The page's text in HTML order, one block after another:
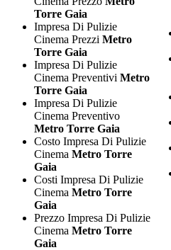
Torre Gaia
Impresa Di Pulizie
Cinema Prezzi Metro
Torre Gaia
Impresa Di Pulizie
Cinema Preventivi Metro
Torre Gaia
Impresa Di Pulizie
Cinema Preventivo
Metro Torre Gaia
Costo Impresa Di Pulizie
Cinema Metro Torre
Gaia
Costi Impresa Di Pulizie
Cinema Metro Torre
Gaia
Prezzo Impresa Di Pulizie
Cinema Metro Torre
Gaia